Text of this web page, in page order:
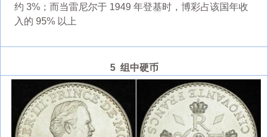
约 3%；而当雷尼尔于 1949 年登基时，博彩占该国年收
入的 95% 以上
5 组中硬币